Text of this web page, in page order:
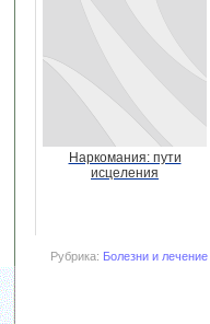
Наркомания: пути
исцеления
Рубрика: Болезни и лечение